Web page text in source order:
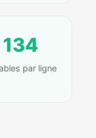
134
par ligne